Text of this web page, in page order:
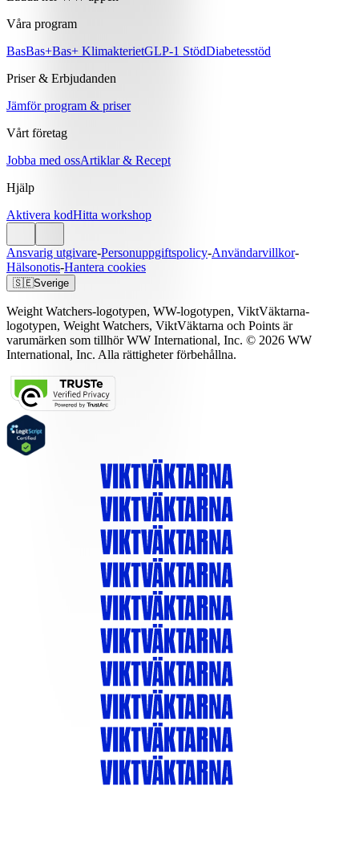
Våra program
BasBas+Bas+ KlimakterietGLP-1 StödDiabetesstöd
Priser & Erbjudanden
Jämför program & priser
Vårt företag
Jobba med ossArtiklar & Recept
Hjälp
Aktivera kodHitta workshop
Ansvarig utgivare-Personuppgiftspolicy-Användarvillkor-
Hälsonotis-Hantera cookies
🇸🇪Sverige
Weight Watchers-logotypen, WW-logotypen, ViktVäktarna-
logotypen, Weight Watchers, ViktVäktarna och Points är
varumärken som tillhör WW International, Inc. © 2026 WW
International, Inc. Alla rättigheter förbehållna.